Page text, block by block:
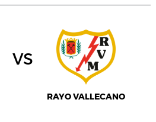
vs
RAYO VALLECANO